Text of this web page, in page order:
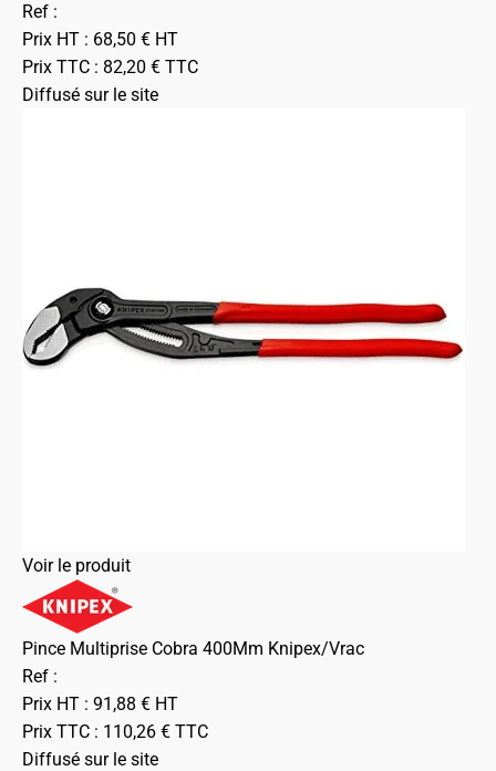
Ref :
Prix HT : 68,50 € HT
Prix TTC : 82,20 € TTC
Diffusé sur le site
Voir le produit
Pince Multiprise Cobra 400Mm Knipex/Vrac
Ref :
Prix HT : 91,88 € HT
Prix TTC : 110,26 € TTC
Diffusé sur le site